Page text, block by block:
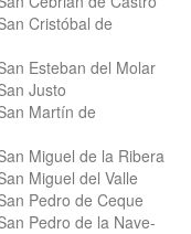
Cristóbal de
Esteban del Molar
Justo
Martín de
Miguel de la Ribera
Miguel del Valle
Pedro de Ceque
Pedro de la Nave-